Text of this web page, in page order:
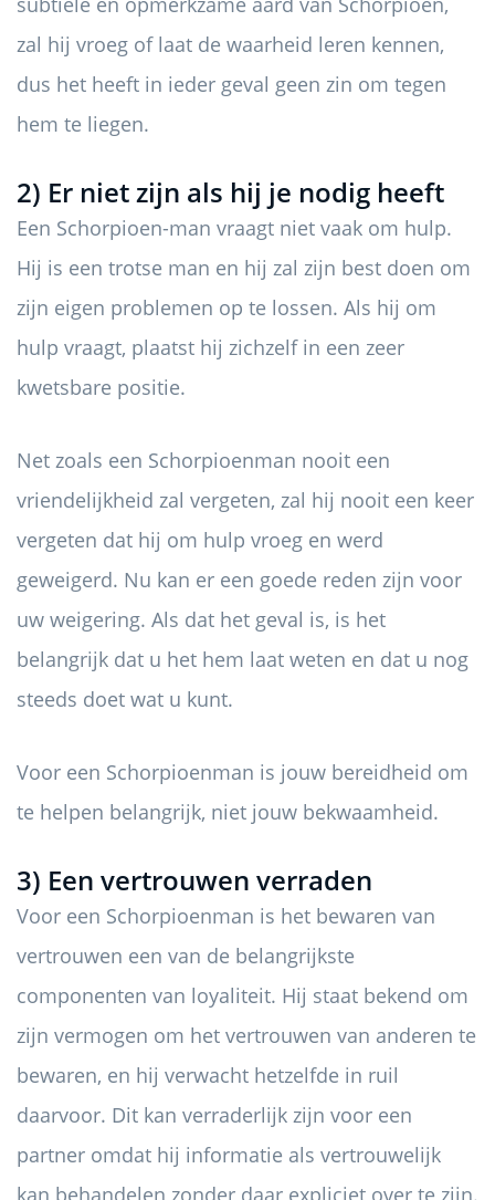
zal hij vroeg of laat de waarheid leren kennen,
dus het heeft in ieder geval geen zin om tegen
hem te liegen.
2) Er niet zijn als hij je nodig heeft
Een Schorpioen-man vraagt ​​niet vaak om hulp.
Hij is een trotse man en hij zal zijn best doen om
zijn eigen problemen op te lossen. Als hij om
hulp vraagt, plaatst hij zichzelf in een zeer
kwetsbare positie.
Net zoals een Schorpioenman nooit een
vriendelijkheid zal vergeten, zal hij nooit een keer
vergeten dat hij om hulp vroeg en werd
geweigerd. Nu kan er een goede reden zijn voor
uw weigering. Als dat het geval is, is het
belangrijk dat u het hem laat weten en dat u nog
steeds doet wat u kunt.
Voor een Schorpioenman is jouw bereidheid om
te helpen belangrijk, niet jouw bekwaamheid.
3) Een vertrouwen verraden
Voor een Schorpioenman is het bewaren van
vertrouwen een van de belangrijkste
componenten van loyaliteit. Hij staat bekend om
zijn vermogen om het vertrouwen van anderen te
bewaren, en hij verwacht hetzelfde in ruil
daarvoor. Dit kan verraderlijk zijn voor een
partner omdat hij informatie als vertrouwelijk
kan behandelen zonder daar expliciet over te zijn.